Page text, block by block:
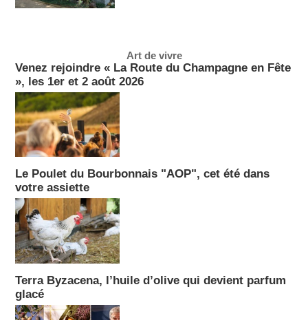
Art de vivre
Venez rejoindre « La Route du Champagne en Fête
», les 1er et 2 août 2026
Le Poulet du Bourbonnais "AOP", cet été dans
votre assiette
Terra Byzacena, l’huile d’olive qui devient parfum
glacé